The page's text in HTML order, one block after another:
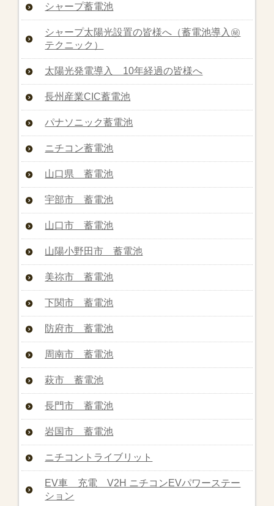
シャープ蓄電池
シャープ太陽光設置の皆様へ（蓄電池導入㊙︎
テクニック）
太陽光発電導入 10年経過の皆様へ
長州産業CIC蓄電池
パナソニック蓄電池
ニチコン蓄電池
山口県 蓄電池
宇部市 蓄電池
山口市 蓄電池
山陽小野田市 蓄電池
美祢市 蓄電池
下関市 蓄電池
防府市 蓄電池
周南市 蓄電池
萩市 蓄電池
長門市 蓄電池
岩国市 蓄電池
ニチコントライブリット
EV車 充電 V2H ニチコンEVパワーステー
ション